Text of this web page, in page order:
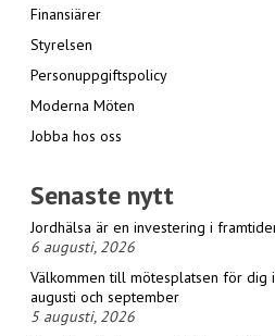
Finansiärer
Styrelsen
Personuppgiftspolicy
Moderna Möten
Jobba hos oss
Senaste nytt
Jordhälsa är en investering i
6 augusti, 2026
Välkommen till mötesplatsen för dig
augusti och september
5 augusti, 2026